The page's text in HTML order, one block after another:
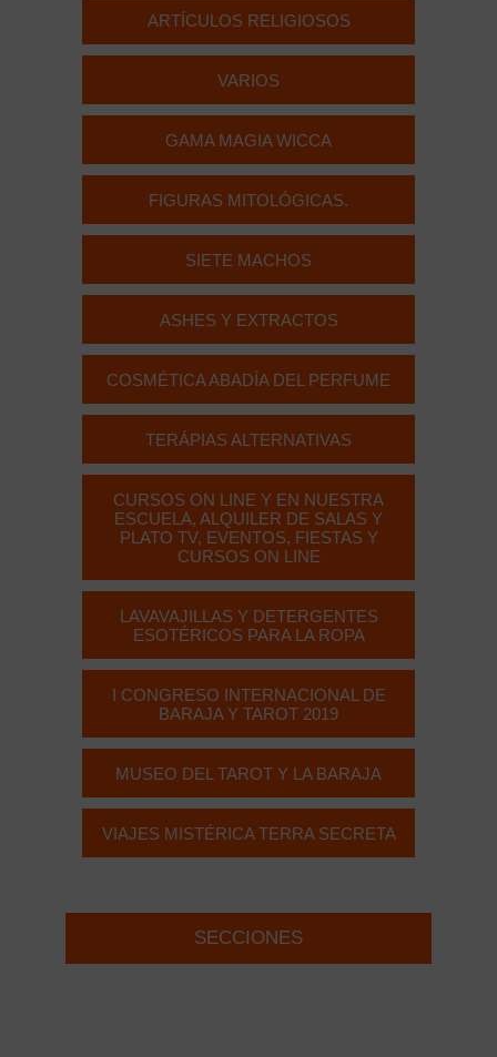
ARTÍCULOS RELIGIOSOS
VARIOS
GAMA MAGIA WICCA
FIGURAS MITOLÓGICAS.
SIETE MACHOS
ASHES Y EXTRACTOS
COSMÉTICA ABADÍA DEL PERFUME
TERÁPIAS ALTERNATIVAS
CURSOS ON LINE Y EN NUESTRA
ESCUELA, ALQUILER DE SALAS Y
PLATO TV, EVENTOS, FIESTAS Y
CURSOS ON LINE
LAVAVAJILLAS Y DETERGENTES
ESOTÉRICOS PARA LA ROPA
I CONGRESO INTERNACIONAL DE
BARAJA Y TAROT 2019
MUSEO DEL TAROT Y LA BARAJA
VIAJES MISTÉRICA TERRA SECRETA
SECCIONES